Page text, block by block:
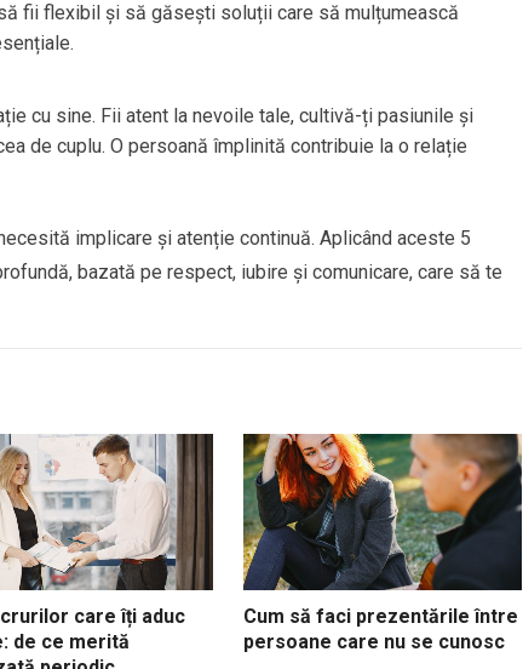
fii flexibil și să găsești soluții care să mulțumească
cu sine. Fii atent la nevoile tale, cultivă-ți pasiunile și
de cuplu. O persoană împlinită contribuie la o relație
implicare și atenție continuă. Aplicând aceste 5
bazată pe respect, iubire și comunicare, care să te
care îți aduc
de ce merită
Cum să faci prezentările între
persoane care nu se cunosc